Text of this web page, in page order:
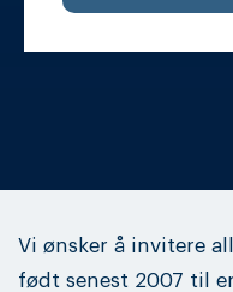
Vi ønsker å invitere
født senest 2007 til